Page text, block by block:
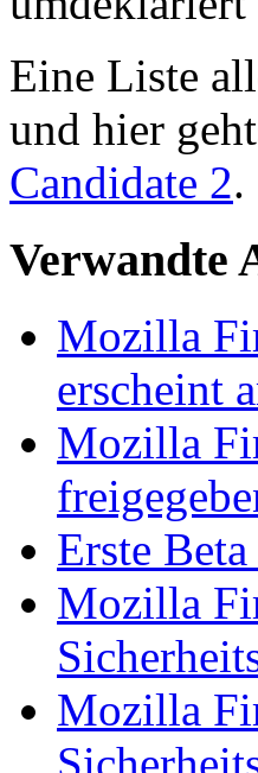
Eine Liste
und hier
Candidate 2.
Verwandte
Mozilla
erscheint
Mozilla
Erste
Mozilla
Mozilla